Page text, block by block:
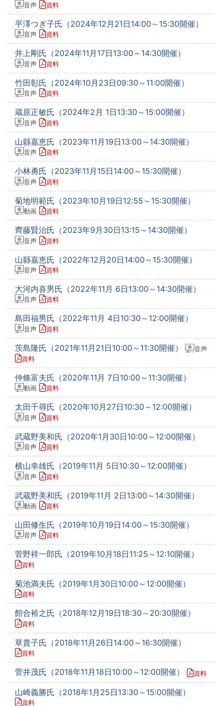
音声 資料
平澤つぎ子氏（2024年12月21日14:00～15:30開催）
音声 資料
井上剛氏（2024年11月17日13:00～14:30開催）
音声 資料
竹田彰氏（2024年10月23日09:30～11:00開催）
音声 資料
蔵原正敏氏（2024年2月 1日13:30～15:00開催）
音声 資料
山縣嘉恵氏（2023年11月19日13:00～14:30開催）
音声 資料
小林勇氏（2023年11月15日14:00～15:30開催）
音声 資料
菊地明範氏（2023年10月19日12:55～15:30開催）
動画 資料
齊藤賢治氏（2023年9月30日13:15～14:30開催）
音声 資料
山縣嘉恵氏（2022年12月20日14:00～15:30開催）
音声 資料
大河内喜男氏（2022年11月 6日13:00～14:30開催）
音声 資料
島田福男氏（2022年11月 4日10:30～12:00開催）
音声 資料
茨島隆氏（2021年11月21日10:00～11:30開催）
音声
資料
仲條富夫氏（2020年11月 7日10:00～11:30開催）
動画 資料
太田千尋氏（2020年10月27日10:30～12:00開催）
音声 資料
武蔵野美和氏（2020年1月30日10:00～12:00開催）
音声 資料
横山幸雄氏（2019年11月 5日10:30～12:00開催）
音声 資料
武蔵野美和氏（2019年11月 2日13:00～14:30開催）
動画 資料
山田修生氏（2019年10月19日14:00～15:30開催）
音声 資料
菅野祥一郎氏（2019年10月18日11:25～12:10開催）
資料
菊池満夫氏（2019年1月30日10:00～12:00開催）
資料
館合裕之氏（2018年12月19日18:30～20:30開催）
資料
草貴子氏（2018年11月26日14:00～16:30開催）
資料
菅井茂氏（2018年11月18日10:00～12:00開催） 資料
山崎義勝氏（2018年1月25日13:30～15:00開催）
資料